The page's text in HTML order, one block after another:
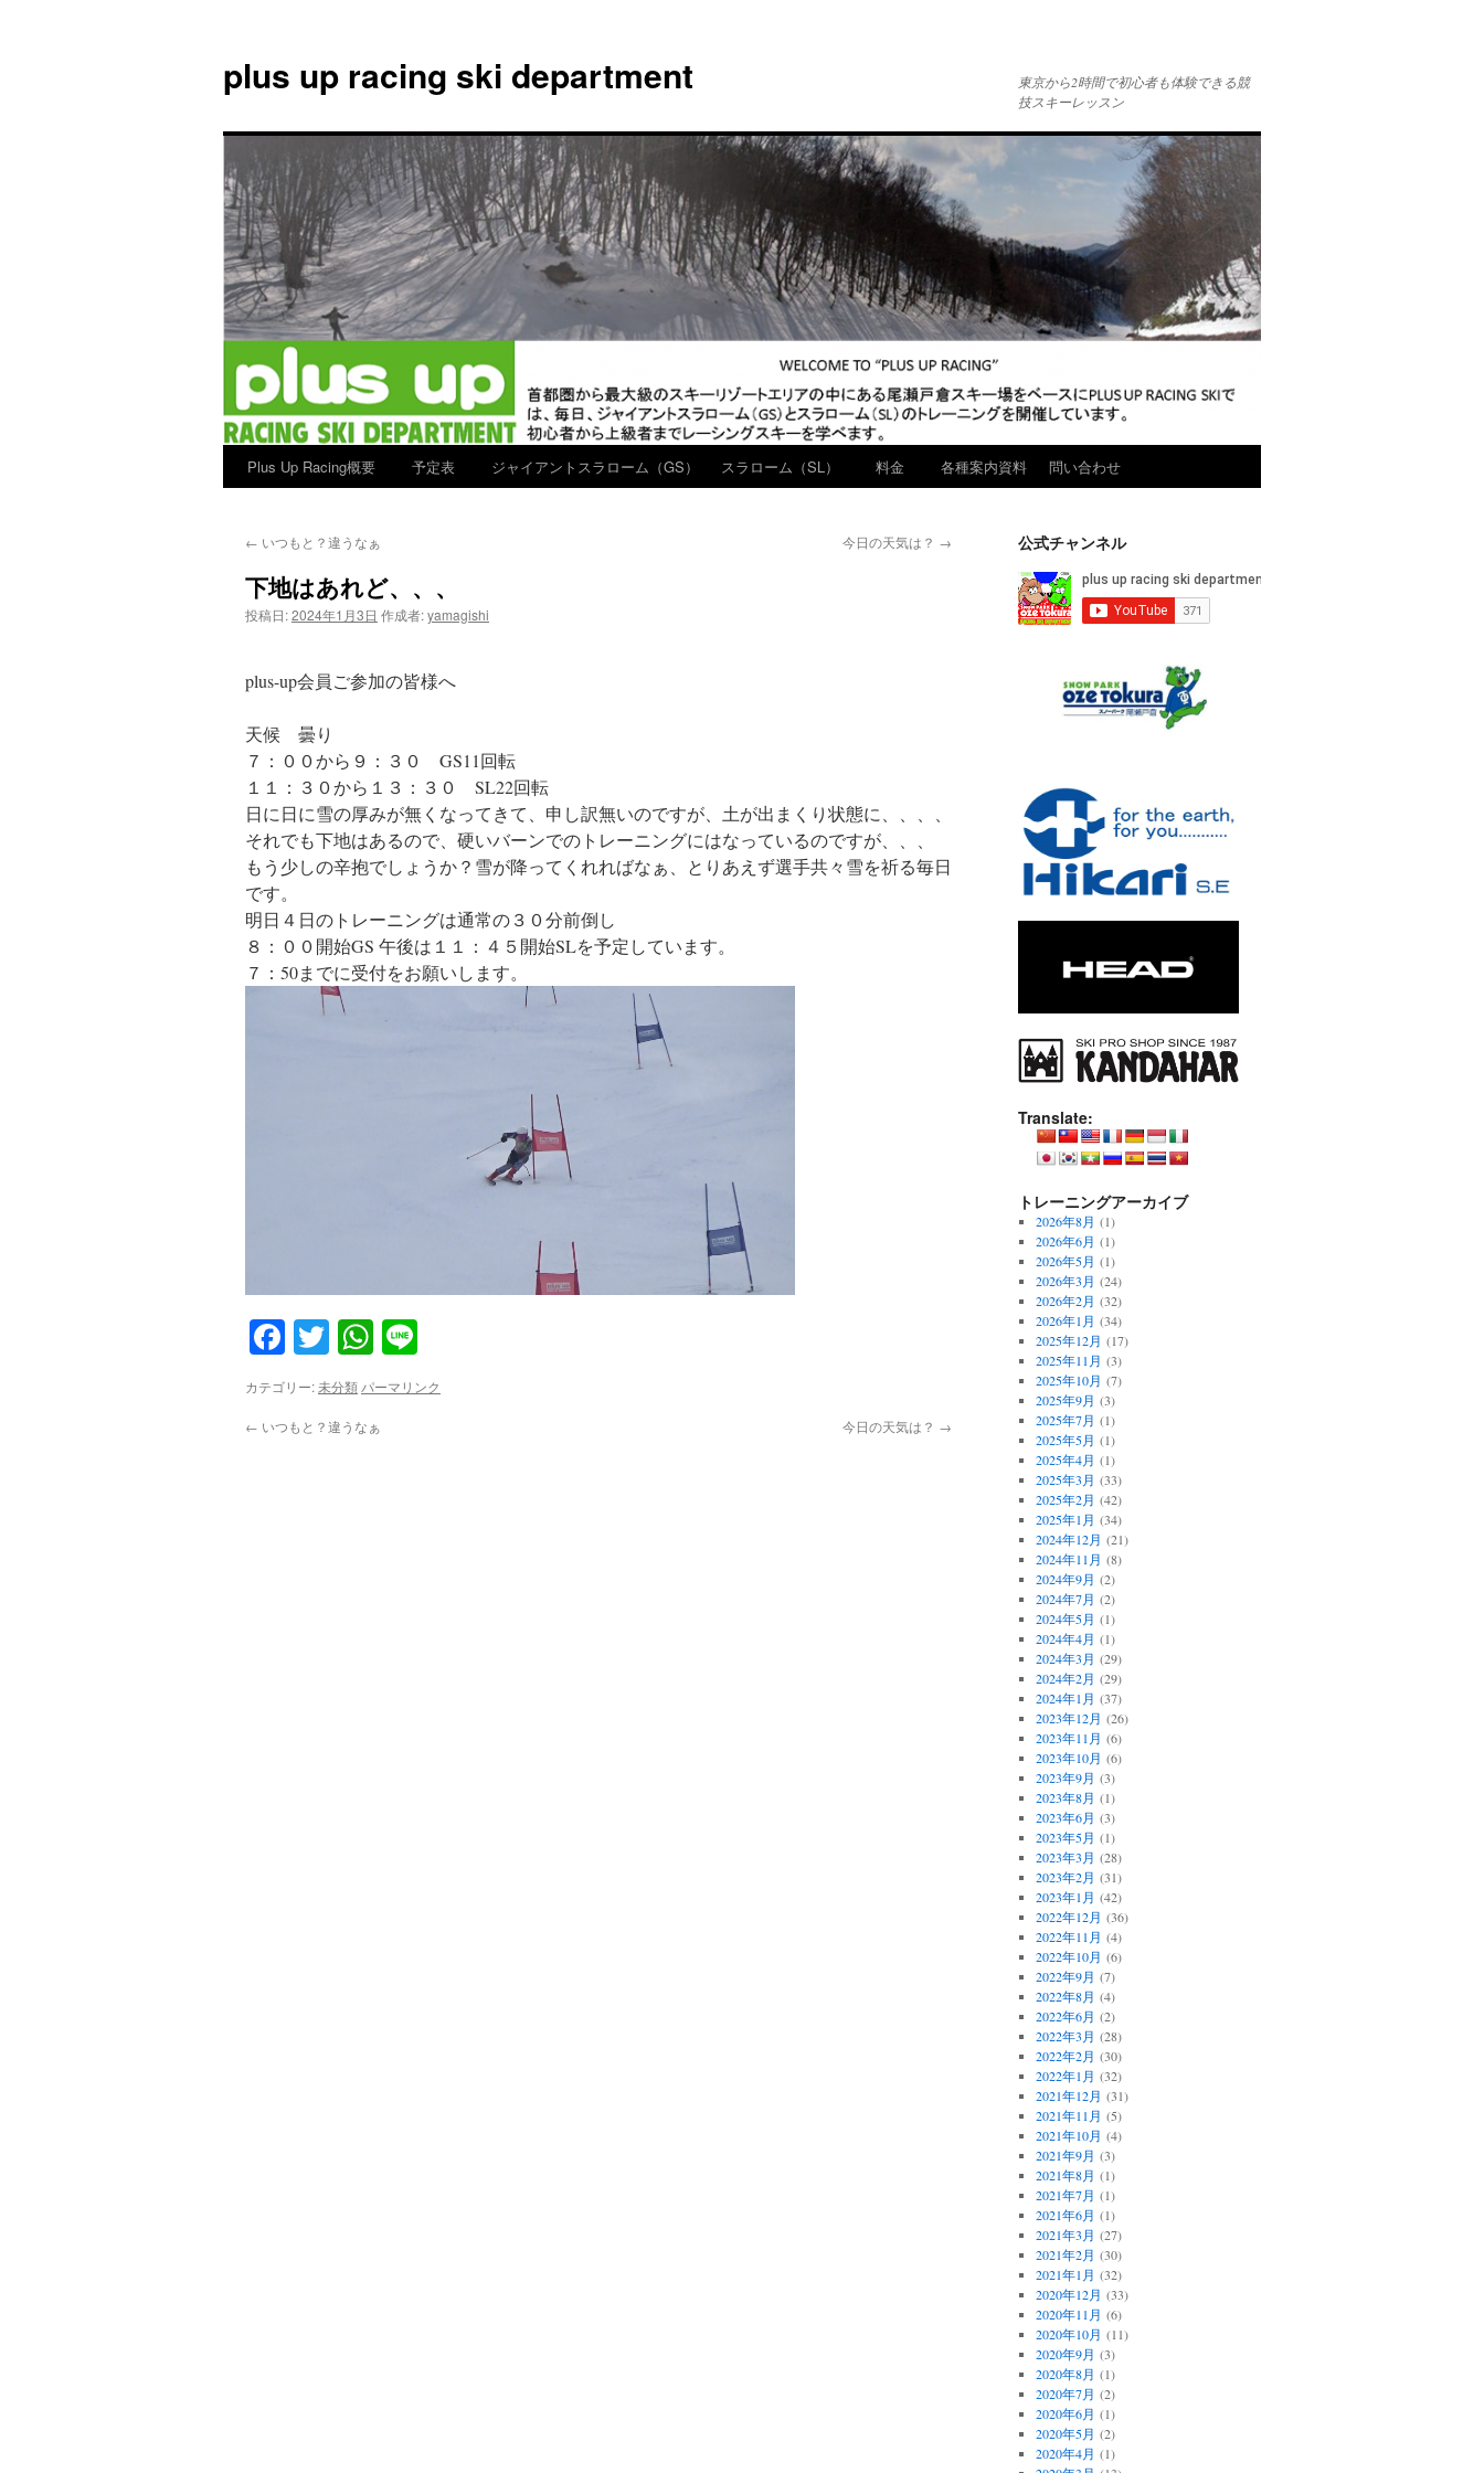
plus up racing ski department
東京から2時間で初心者も体験できる競
技スキーレッスン
へ
Plus Up Racing概要 予定表 ジャイアントスラローム（GS） スラローム（SL） 料金 各種案内資料 問い合わせ
← いつもと？違うなぁ 今日の天気は？ →
下地はあれど、、、
投稿日:2024年1月3日 作成者:yamagishi
plus-up会員ご参加の皆様へ
天候 曇り
７：００から９：３０ GS11回転
１１：３０から１３：３０ SL22回転
日に日に雪の厚みが無くなってきて、申し訳無いのですが、土が出まくり状態に、、、、
それでも下地はあるので、硬いバーンでのトレーニングにはなっているのですが、、、
もう少しの辛抱でしょうか？雪が降ってくれればなぁ、とりあえず選手共々雪を祈る毎日
です。
明日４日のトレーニングは通常の３０分前倒し
８：００開始GS 午後は１１：４５開始SLを予定しています。
７：50までに受付をお願いします。
Facebook
TwitterWhatsApp
カテゴリー:未分類パーマリンク
← いつもと？違うなぁ 今日の天気は？ →
公式チャンネル
Translate:
トレーニングアーカイブ
2026年8月 (1)
2026年6月 (1)
2026年5月 (1)
2026年3月 (24)
2026年2月 (32)
2026年1月 (34)
2025年12月 (17)
2025年11月 (3)
2025年10月 (7)
2025年9月 (3)
2025年7月 (1)
2025年5月 (1)
2025年4月 (1)
2025年3月 (33)
2025年2月 (42)
2025年1月 (34)
2024年12月 (21)
2024年11月 (8)
2024年9月 (2)
2024年7月 (2)
2024年5月 (1)
2024年4月 (1)
2024年3月 (29)
2024年2月 (29)
2024年1月 (37)
2023年12月 (26)
2023年11月 (6)
2023年10月 (6)
2023年9月 (3)
2023年8月 (1)
2023年6月 (3)
2023年5月 (1)
2023年3月 (28)
2023年2月 (31)
2023年1月 (42)
2022年12月 (36)
2022年11月 (4)
2022年10月 (6)
2022年9月 (7)
2022年8月 (4)
2022年6月 (2)
2022年3月 (28)
2022年2月 (30)
2022年1月 (32)
2021年12月 (31)
2021年11月 (5)
2021年10月 (4)
2021年9月 (3)
2021年8月 (1)
2021年7月 (1)
2021年6月 (1)
2021年3月 (27)
2021年2月 (30)
2021年1月 (32)
2020年12月 (33)
2020年11月 (6)
2020年10月 (11)
2020年9月 (3)
2020年8月 (1)
2020年7月 (2)
2020年6月 (1)
2020年5月 (2)
2020年4月 (1)